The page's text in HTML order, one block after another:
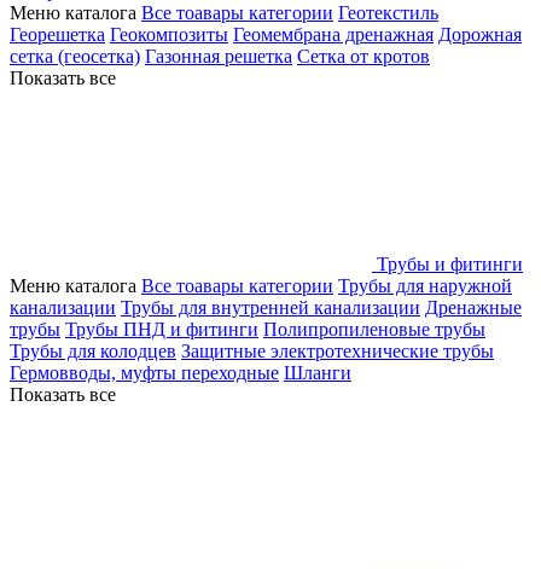
Меню каталога Все тоавары категории Геотекстиль
Георешетка Геокомпозиты Геомембрана дренажная Дорожная
сетка (геосетка) Газонная решетка Сетка от кротов
Показать все
Трубы и фитинги
Меню каталога Все тоавары категории Трубы для наружной
канализации Трубы для внутренней канализации Дренажные
трубы Трубы ПНД и фитинги Полипропиленовые трубы
Трубы для колодцев Защитные электротехнические трубы
Гермовводы, муфты переходные Шланги
Показать все